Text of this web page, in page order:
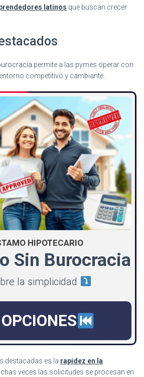
latinos que buscan crecer
permite a las pymes operar con
competitivo y cambiante.
HIPOTECARIO
Sin Burocracia
la simplicidad
destacadas es la rapidez en la
veces las solicitudes se procesan en